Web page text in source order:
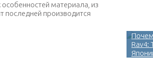
особенностей материала, из
последней производится
Rav4: